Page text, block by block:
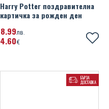
Harry Potter поздравителна
картичка за рожден ден
8 99лв.
4 60€
БЪРЗА
ДОСТАВКА